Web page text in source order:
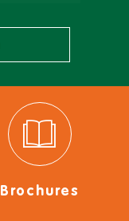
Brochures